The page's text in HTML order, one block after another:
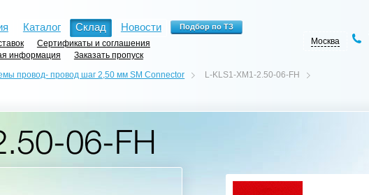
Каталог Склад Новости
Сертификаты и соглашения
информация
Заказать пропуск
Москва
провод- провод шаг 2,50 мм SM Connector L-KLS1-XM1-2.50-06-FH
06-FH